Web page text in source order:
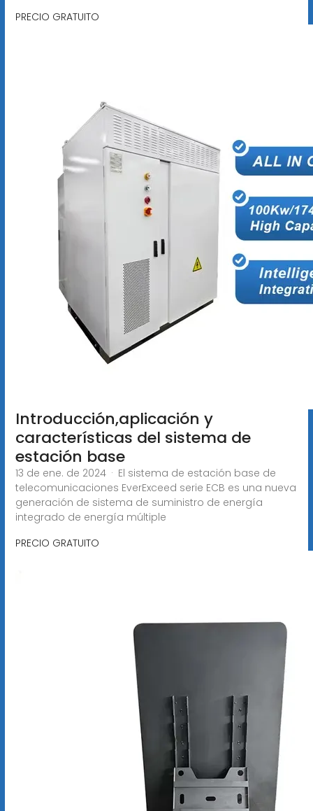
PRECIO GRATUITO
Introducción,aplicación y
características del sistema de
estación base
13 de ene. de 2024 · El sistema de estación base de
telecomunicaciones EverExceed serie ECB es una nueva
generación de sistema de suministro de energía
integrado de energía múltiple
PRECIO GRATUITO